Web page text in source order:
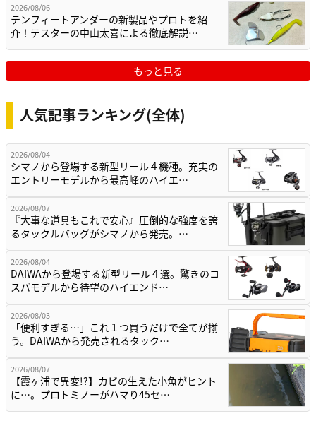
2026/08/06
テンフィートアンダーの新製品やプロトを紹
介！テスターの中山太喜による徹底解説…
もっと見る
人気記事ランキング(全体)
2026/08/04
シマノから登場する新型リール４機種。充実の
エントリーモデルから最高峰のハイエ…
2026/08/07
『大事な道具もこれで安心』圧倒的な強度を誇
るタックルバッグがシマノから発売。…
2026/08/04
DAIWAから登場する新型リール４選。驚きのコ
スパモデルから待望のハイエンド…
2026/08/03
「便利すぎる…」これ１つ買うだけで全てが揃
う。DAIWAから発売されるタック…
2026/08/07
【霞ヶ浦で異変!?】カビの生えた小魚がヒント
に…。プロトミノーがハマり45セ…